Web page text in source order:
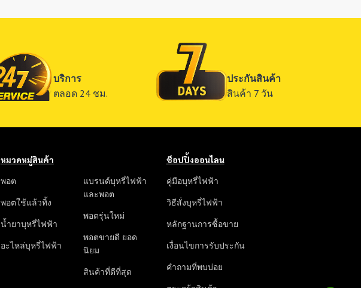
บริการ
ตลอด 24 ชม.
ประกันสินค้า
สินค้า 7 วัน
หมวดหมู่สินค้า
พอต
พอตใช้แล้วทิ้ง
น้ำยาบุหรี่ไฟฟ้า
อะไหล่บุหรี่ไฟฟ้า
แบรนด์บุหรี่ไฟฟ้า
และพอต
พอตรุ่นใหม่
พอตขายดี ยอด
นิยม
สินค้าที่ดีที่สุด
ช็อปปิ้งออนไลน
คู่มือบุหรี่ไฟฟ้า
วิธีสั่งบุหรี่ไฟฟ้า
หลักฐานการซื้อขาย
เงื่อนไขการรับประกัน
คำถามที่พบบ่อย